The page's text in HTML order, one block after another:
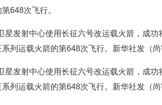
648次飞行。
星发射中心使用长征六号改运载火箭，成
列运载火箭的第648次飞行。新华社发（尚
星发射中心使用长征六号改运载火箭，成
列运载火箭的第648次飞行。新华社发（尚